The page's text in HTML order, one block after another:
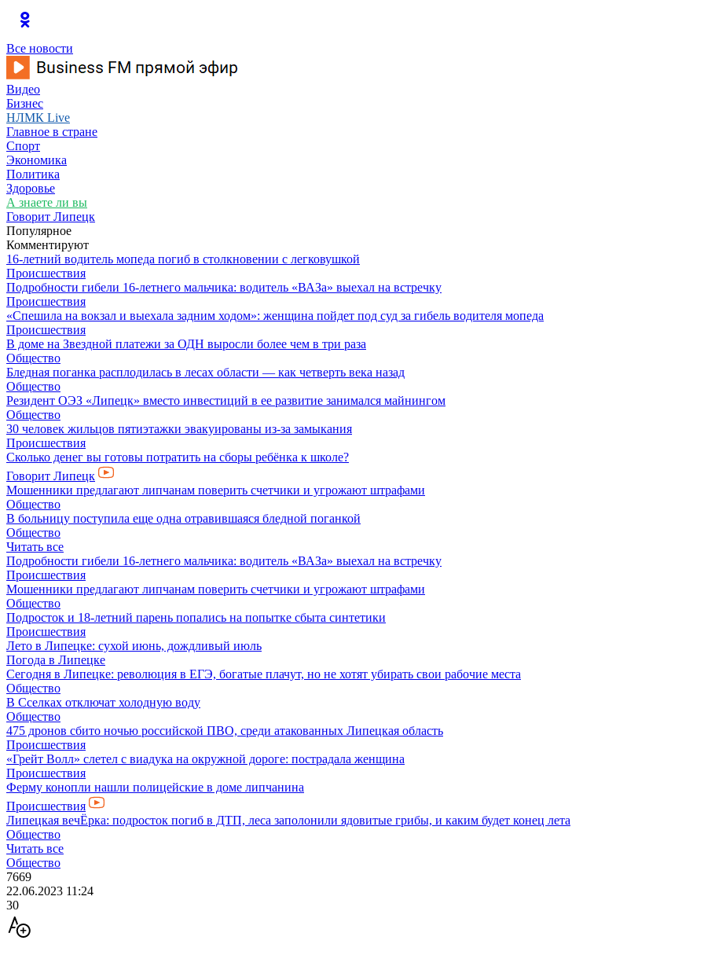
Все новости
Видео
Бизнес
НЛМК Live
Главное в стране
Спорт
Экономика
Политика
Здоровье
А знаете ли вы
Говорит Липецк
Популярное
Комментируют
16-летний водитель мопеда погиб в столкновении с легковушкой
Происшествия
Подробности гибели 16-летнего мальчика: водитель «ВАЗа» выехал на встречку
Происшествия
«Спешила на вокзал и выехала задним ходом»: женщина пойдет под суд за гибель водителя мопеда
Происшествия
В доме на Звездной платежи за ОДН выросли более чем в три раза
Общество
Бледная поганка расплодилась в лесах области — как четверть века назад
Общество
Резидент ОЭЗ «Липецк» вместо инвестиций в ее развитие занимался майнингом
Общество
30 человек жильцов пятиэтажки эвакуированы из-за замыкания
Происшествия
Сколько денег вы готовы потратить на сборы ребёнка к школе?
Говорит Липецк
Мошенники предлагают липчанам поверить счетчики и угрожают штрафами
Общество
В больницу поступила еще одна отравившаяся бледной поганкой
Общество
Читать все
Подробности гибели 16-летнего мальчика: водитель «ВАЗа» выехал на встречку
Происшествия
Мошенники предлагают липчанам поверить счетчики и угрожают штрафами
Общество
Подросток и 18-летний парень попались на попытке сбыта синтетики
Происшествия
Лето в Липецке: сухой июнь, дождливый июль
Погода в Липецке
Сегодня в Липецке: революция в ЕГЭ, богатые плачут, но не хотят убирать свои рабочие места
Общество
В Сселках отключат холодную воду
Общество
475 дронов сбито ночью российской ПВО, среди атакованных Липецкая область
Происшествия
«Грейт Волл» слетел с виадука на окружной дороге: пострадала женщина
Происшествия
Ферму конопли нашли полицейские в доме липчанина
Происшествия
Липецкая вечЁрка: подросток погиб в ДТП, леса заполонили ядовитые грибы, и каким будет конец лета
Общество
Читать все
Общество
7669
22.06.2023 11:24
30